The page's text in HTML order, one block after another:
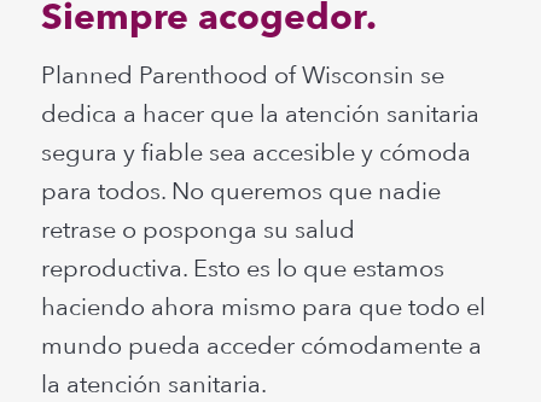
Siempre acogedor.
Planned Parenthood of Wisconsin se
dedica a hacer que la atención sanitaria
segura y fiable sea accesible y cómoda
para todos. No queremos que nadie
retrase o posponga su salud
reproductiva. Esto es lo que estamos
haciendo ahora mismo para que todo el
mundo pueda acceder cómodamente a
la atención sanitaria.